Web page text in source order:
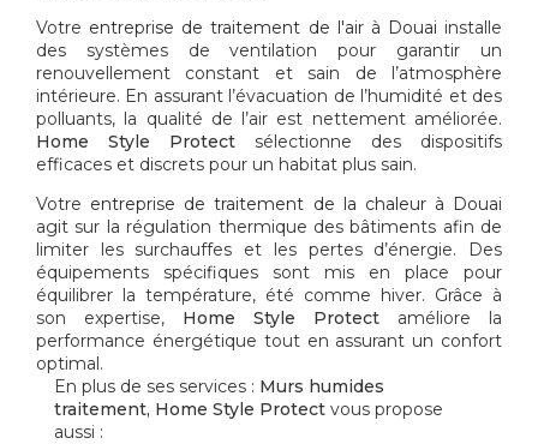
Votre entreprise de traitement de l'air à Douai installe
des systèmes de ventilation pour garantir un
renouvellement constant et sain de l’atmosphère
intérieure. En assurant l’évacuation de l’humidité et des
polluants, la qualité de l’air est nettement améliorée.
Home Style Protect sélectionne des dispositifs
efficaces et discrets pour un habitat plus sain.
Votre entreprise de traitement de la chaleur à Douai
agit sur la régulation thermique des bâtiments afin de
limiter les surchauffes et les pertes d’énergie. Des
équipements spécifiques sont mis en place pour
équilibrer la température, été comme hiver. Grâce à
son expertise, Home Style Protect améliore la
performance énergétique tout en assurant un confort
optimal.
En plus de ses services : Murs humides
traitement, Home Style Protect vous propose
aussi :